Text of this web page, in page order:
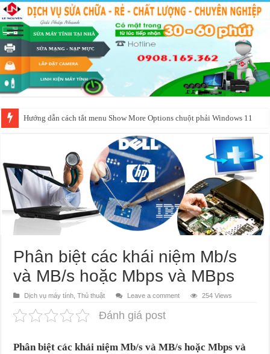
Hướng dẫn cách tắt menu Show More Options chuột phải Windows 11
Phân biệt các khái niệm Mb/s
và MB/s hoặc Mbps và MBps
Dịch vụ máy tính ,Thủ thuật Leave a comment 254 Views
Đánh giá post
Phân biệt các khái niệm Mb/s và MB/s hoặc Mbps và